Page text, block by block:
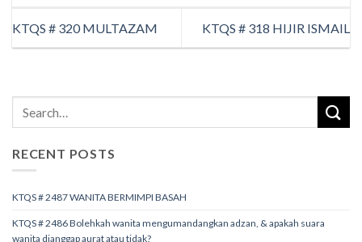
KTQS # 320 MULTAZAM KTQS # 318 HIJIR ISMAIL
RECENT POSTS
KTQS # 2487 WANITA BERMIMPI BASAH
KTQS # 2486 Bolehkah wanita mengumandangkan adzan, & apakah suara
wanita dianggap aurat atau tidak?